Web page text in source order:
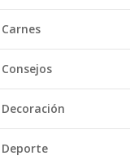
Carnes
Consejos
Decoración
Deporte